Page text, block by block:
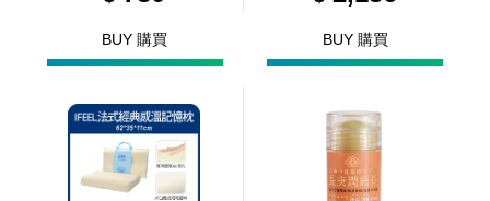
BUY 購買 BUY 購買